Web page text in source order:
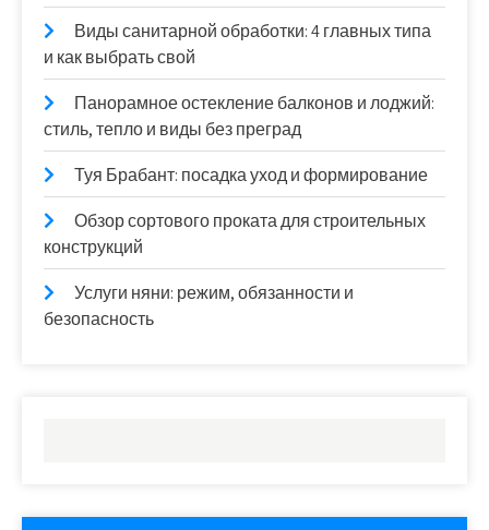
Виды санитарной обработки: 4 главных типа
и как выбрать свой
Панорамное остекление балконов и лоджий:
стиль, тепло и виды без преград
Туя Брабант: посадка уход и формирование
Обзор сортового проката для строительных
конструкций
Услуги няни: режим, обязанности и
безопасность